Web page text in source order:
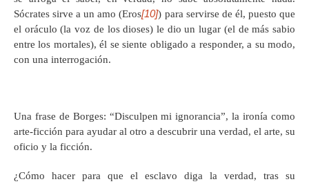
Sócrates sirve a un amo (Eros[10]) para servirse de él, puesto que
el oráculo (la voz de los dioses) le dio un lugar (el de más sabio
entre los mortales), él se siente obligado a responder, a su modo,
con una interrogación.
Una frase de Borges: “Disculpen mi ignorancia”, la ironía como
arte-ficción para ayudar al otro a descubrir una verdad, el arte, su
oficio y la ficción.
¿Cómo hacer para que el esclavo diga la verdad, tras su